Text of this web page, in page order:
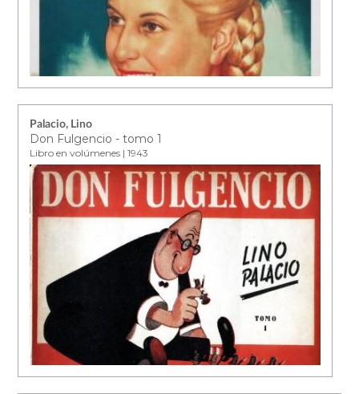
Palacio, Lino
Don Fulgencio - tomo 1
Libro en volúmenes | 1943